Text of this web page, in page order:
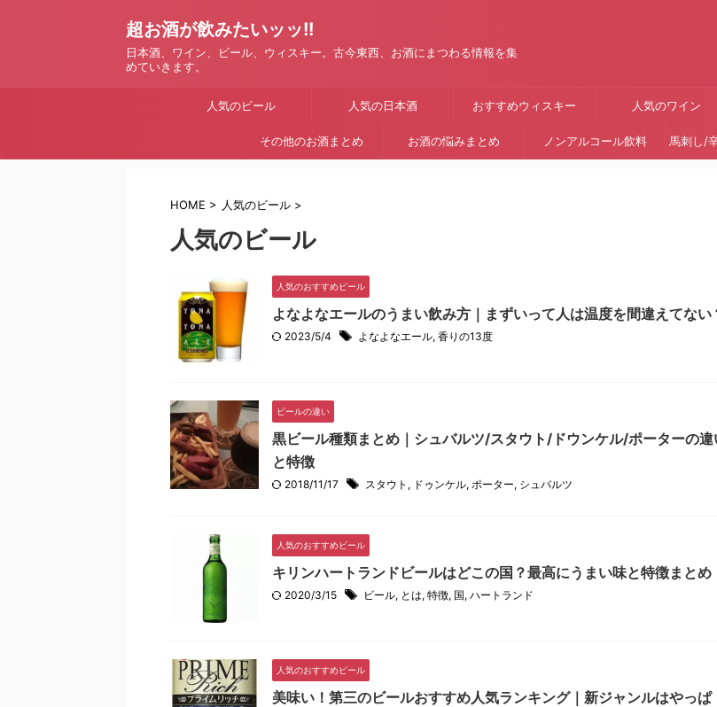
超お酒が飲みたいッッ!!
日本酒、ワイン、ビール、ウィスキー。古今東西、お酒にまつわる情報を集
めていきます。
人気のビール 人気の日本酒 おすすめウィスキー 人気のワイン
その他のお酒まとめ お酒の悩みまとめ ノンアルコール飲料 馬刺し/
HOME > 人気のビール >
人気のビール
人気のおすすめビール
よなよなエールのうまい飲み方｜まずいって人は温度を間違えてない
2023/5/4 よなよなエール, 香りの13度
ビールの違い
黒ビール種類まとめ｜シュバルツ/スタウト/ドウンケル/ポーターの違
と特徴
2018/11/17 スタウト , ドゥンケル, ポーター, シュバルツ
人気のおすすめビール
キリンハートランドビールはどこの国？最高にうまい味と特徴まとめ
2020/3/15 ビール, とは, 特徴, 国, ハートランド
人気のおすすめビール
美味い！第三のビールおすすめ人気ランキング｜新ジャンルはやっぱ